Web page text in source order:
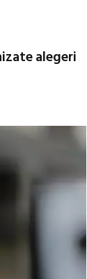
alegeri